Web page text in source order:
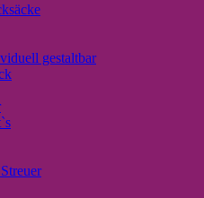
gestaltbar